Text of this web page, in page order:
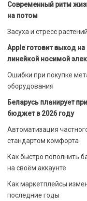
Современный ритм
на потом
Засуха и стресс
Apple готовит выход
линейкой носимой
Ошибки при покупке
оборудования
Беларусь планирует
бюджет в 2026 году
Автоматизация
стандартом комфорта
Как быстро пополнить
на своём аккаунте
Как маркетплейсы
последние годы